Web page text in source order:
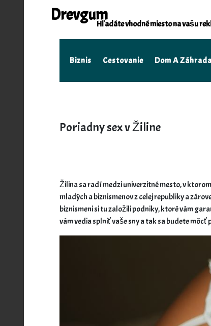
DrevgumHľadáte vhodné miesto na vašu
Biznis Cestovanie Dom A
Poriadny sex v Žiline
Žilina sa radí medzi univerzitné mesto, v
mladých a biznismenov z celej republiky a
biznismeni si tu založili podniky, ktoré vám
vám vedia splniť vaše sny a tak sa budete